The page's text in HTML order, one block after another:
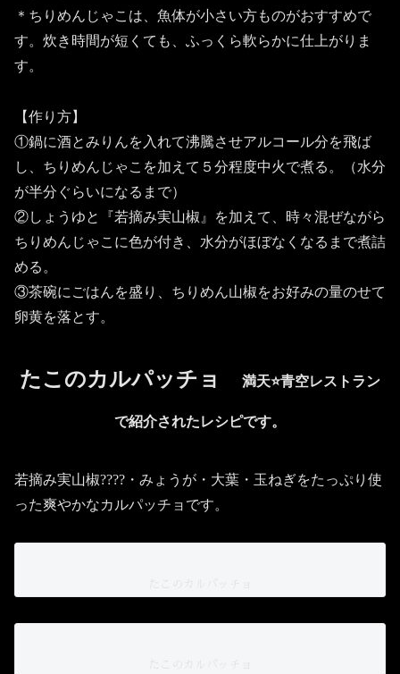
＊ちりめんじゃこは、魚体が小さい方ものがおすすめで
す。炊き時間が短くても、ふっくら軟らかに仕上がりま
す。
【作り方】
①鍋に酒とみりんを入れて沸騰させアルコール分を飛ば
し、ちりめんじゃこを加えて５分程度中火で煮る。（水分
が半分ぐらいになるまで）
②しょうゆと『若摘み実山椒』を加えて、時々混ぜながら
ちりめんじゃこに色が付き、水分がほぼなくなるまで煮詰
める。
③茶碗にごはんを盛り、ちりめん山椒をお好みの量のせて
卵黄を落とす。
たこのカルパッチョ
満天⭐️青空レストラン
で紹介されたレシピです。
若摘み実山椒????・みょうが・大葉・玉ねぎをたっぷり使
った爽やかなカルパッチョです。